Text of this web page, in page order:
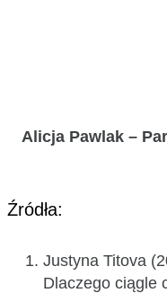
Alicja Pawlak –
Źródła:
Justyna Titova
Dlaczego ciągle